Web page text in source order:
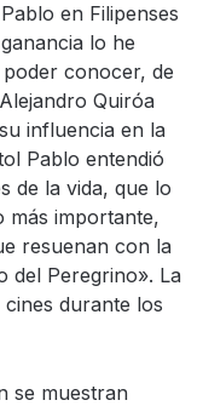
en Filipenses
lo he
conocer, de
Quiróa
influencia en la
Pablo entendió
de la vida, que lo
más importante,
resuenan con la
del Peregrino». La
durante los
se muestran